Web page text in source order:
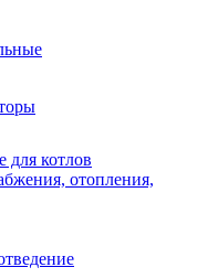
котлов
отопления,